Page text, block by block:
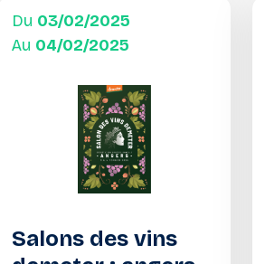
Du 03/02/2025
Au 04/02/2025
Salons des vins